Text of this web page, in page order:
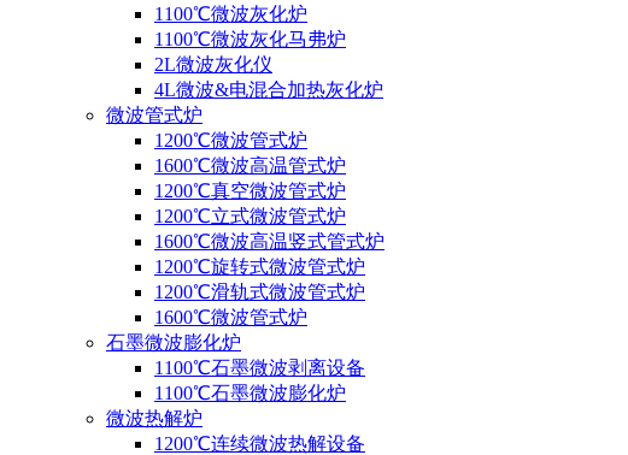
1100℃微波灰化炉
1100℃微波灰化马弗炉
2L微波灰化仪
4L微波&电混合加热灰化炉
微波管式炉
1200℃微波管式炉
1600℃微波高温管式炉
1200℃真空微波管式炉
1200℃立式微波管式炉
1600℃微波高温竖式管式炉
1200℃旋转式微波管式炉
1200℃滑轨式微波管式炉
1600℃微波管式炉
石墨微波膨化炉
1100℃石墨微波剥离设备
1100℃石墨微波膨化炉
微波热解炉
1200℃连续微波热解设备